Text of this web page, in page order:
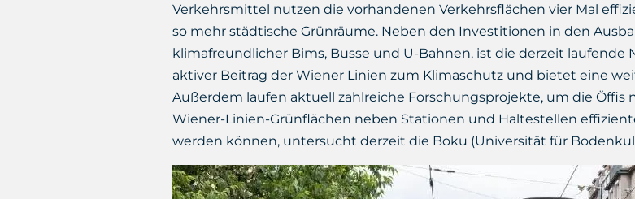
Verkehrsmittel nutzen die vorhandenen Verkehrsflächen vier Mal
so mehr städtische Grünräume. Neben den Investitionen in den
klimafreundlicher Bims, Busse und U-Bahnen, ist die derzeit
aktiver Beitrag der Wiener Linien zum Klimaschutz und bietet eine
Außerdem laufen aktuell zahlreiche Forschungsprojekte, um die Öffis
Wiener-Linien-Grünflächen neben Stationen und Haltestellen
werden können, untersucht derzeit die Boku (Universität für